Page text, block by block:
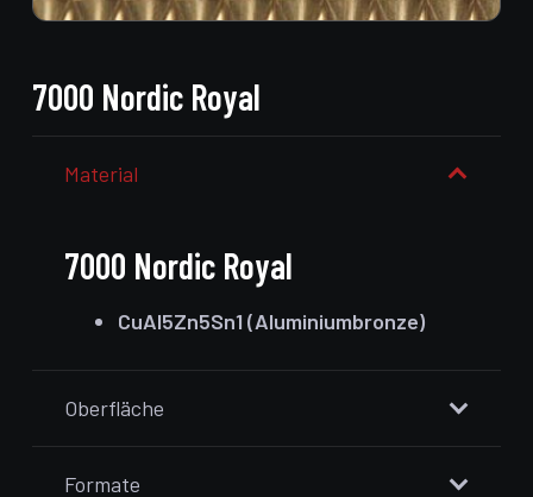
7000 Nordic Royal
Material
7000 Nordic Royal
CuAI5Zn5Sn1 (Aluminiumbronze)
Oberfläche
Formate